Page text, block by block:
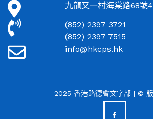
九龍又一村海棠路68號
(852) 2397 3721
(852) 2397 7515
info@hkcps.hk
2025 香港路德會文字部 | ©